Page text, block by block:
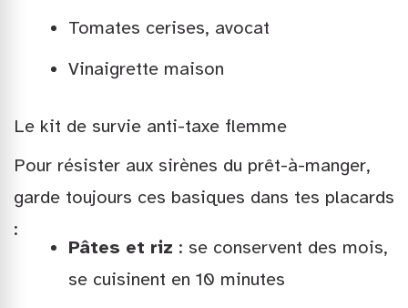
Tomates cerises, avocat
Vinaigrette maison
Le kit de survie anti-taxe flemme
Pour résister aux sirènes du prêt-à-manger,
garde toujours ces basiques dans tes placards
:
Pâtes et riz : se conservent des mois,
se cuisinent en 10 minutes